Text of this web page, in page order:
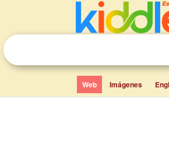
Web Imágenes